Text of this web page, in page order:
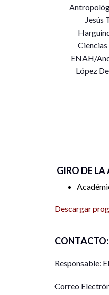
Jesús
ENAH/
López
GIRO DE
Descargar
CONTACTO:
Responsable:
Correo